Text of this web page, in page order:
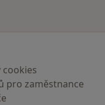
pro zaměstnance